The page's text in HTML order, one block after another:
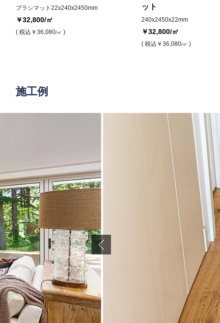
ブラシマット22x240x2450mm
￥32,800/㎡
( 税込 ￥36,080/㎡ )
ット
240x2450x22mm
￥32,800/㎡
( 税込 ￥36,080/㎡ )
施工例